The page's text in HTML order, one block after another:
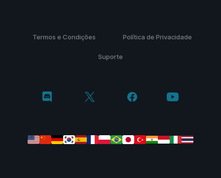
Termos e Condições Política de Privacidade
Suporte